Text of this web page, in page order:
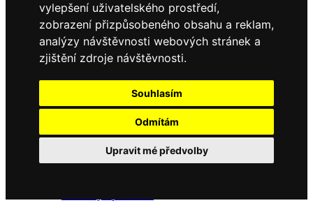
vylepšení uživatelského prostředí,
zobrazení přizpůsobeného obsahu a reklam,
analýzy návštěvnosti webových stránek a
zjištění zdroje návštěvnosti.
Souhlasím
Odmítám
Upravit mé předvolby
Domů
Kontakty
Úřední deska
Vyhlášky
Složení zastupitelstva